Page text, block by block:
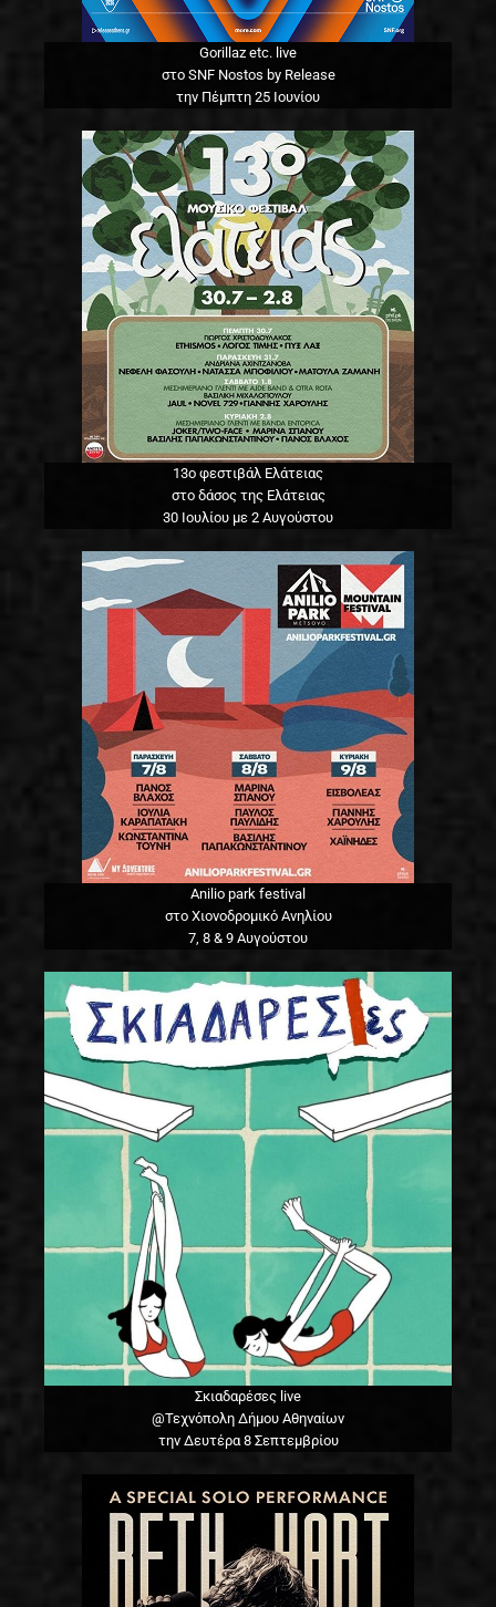
Gorillaz etc. live
στο SNF Nostos by Release
την Πέμπτη 25 Ιουνίου
13o φεστιβάλ Ελάτειας
στο δάσος της Ελάτειας
30 Ιουλίου με 2 Αυγούστου
Anilio park festival
στο Χιονοδρομικό Ανηλίου
7, 8 & 9 Αυγούστου
Σκιαδαρέσες live
@Τεχνόπολη Δήμου Αθηναίων
την Δευτέρα 8 Σεπτεμβρίου